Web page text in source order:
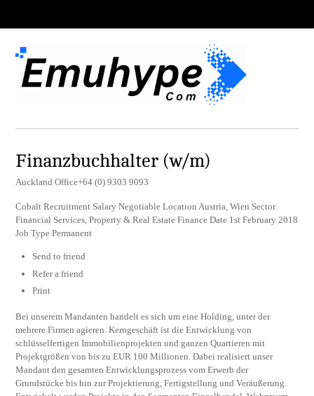
Finanzbuchhalter (w/m)
Auckland Office+64 (0) 9303 9093
Cobalt Recruitment Salary Negotiable Location Austria, Wien Sector
Financial Services, Property & Real Estate Finance Date 1st February 2018
Job Type Permanent
Send to friend
Refer a friend
Print
Bei unserem Mandanten handelt es sich um eine Holding, unter der
mehrere Firmen agieren. Kerngeschäft ist die Entwicklung von
schlüsselfertigen Immobilienprojekten und ganzen Quartieren mit
Projektgrößen von bis zu EUR 100 Millionen. Dabei realisiert unser
Mandant den gesamten Entwicklungsprozess vom Erwerb der
Grundstücke bis hin zur Projektierung, Fertigstellung und Veräußerung.